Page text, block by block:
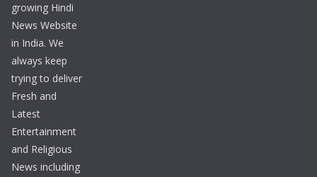
growing Hindi
News Website
in India. We
always keep
trying to deliver
Fresh and
Latest
Entertainment
and Religious
News including